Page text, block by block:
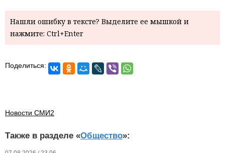
Нашли ошибку в тексте? Выделите ее мышкой и
нажмите: Ctrl+Enter
Поделиться:
Новости СМИ2
Также в разделе «Общество»: